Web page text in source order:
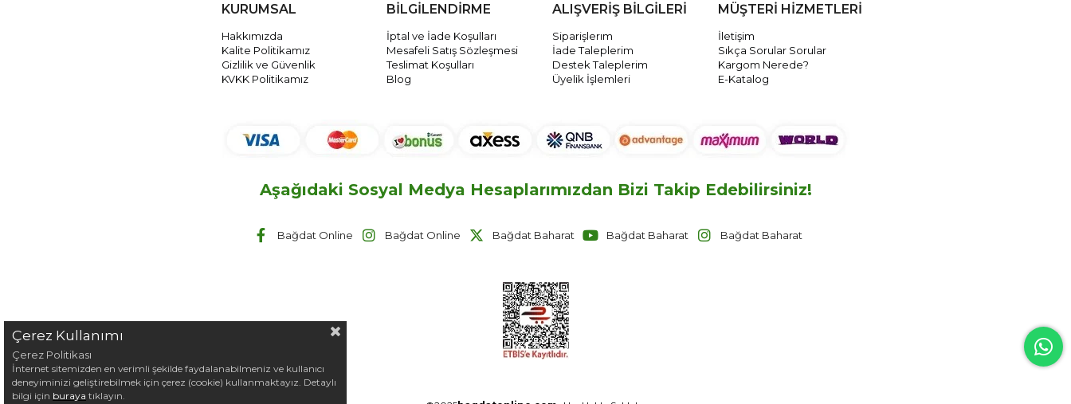
KURUMSAL
Hakkımızda
Kalite Politikamız
Gizlilik ve Güvenlik
KVKK Politikamız
BİLGİLENDİRME
İptal ve İade Koşulları
Mesafeli Satış Sözleşmesi
Teslimat Koşulları
Blog
ALIŞVERİŞ BİLGİLERİ
Siparişlerım
İade Taleplerim
Destek Taleplerim
Üyelik İşlemleri
MÜŞTERİ HİZMETLERİ
İletişim
Sıkça Sorular Sorular
Kargom Nerede?
E-Katalog
Aşağıdaki Sosyal Medya Hesaplarımızdan Bizi Takip Edebilirsiniz!
Bağdat Online Bağdat Online Bağdat Baharat Bağdat Baharat Bağdat Baharat
Çerez Kullanımı
Çerez Politikası
İnternet sitemizden en verimli şekilde faydalanabilmeniz ve kullanıcı
deneyiminizi geliştirebilmek için çerez (cookie) kullanmaktayız. Detaylı
bilgi için buraya tıklayın.